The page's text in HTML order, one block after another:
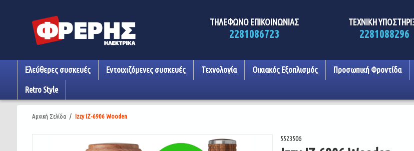
ΤΗΛΕΦΩΝΟ ΕΠΙΚΟΙΝΩΝΙΑΣ
2281086723
ΤΕΧΝΙΚΗ
2281088296
Ελεύθερες συσκευές Εντοιχιζόμενες συσκευές Τεχνολογία Οικιακός Εξοπλισμός Προσωπική Φροντίδα
Retro Style
Αρχική Σελίδα / Izzy IZ-6906 Wooden
5523506